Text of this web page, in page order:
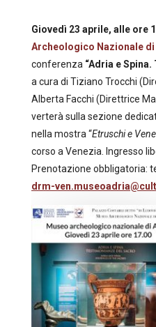
Giovedì 23 aprile, alle ore
Archeologico Nazionale di
conferenza “Adria e
a cura di Tiziano Trocchi
Alberta Facchi (Direttrice
verterà sulla sezione
nella mostra “Etruschi e
corso a Venezia. Ingresso
Prenotazione obbligatoria:
drm-